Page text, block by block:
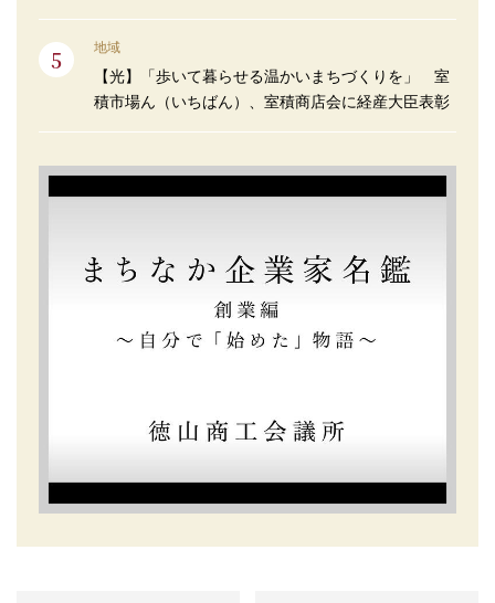
地域
【光】「歩いて暮らせる温かいまちづくりを」 室
積市場ん（いちばん）、室積商店会に経産大臣表彰